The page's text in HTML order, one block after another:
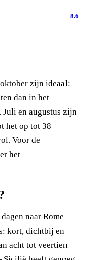
8.6
zijn ideaal:
dan in het
Juli en augustus zijn
het op tot 38
Voor de
het
naar Rome
kort, dichtbij en
acht tot veertien